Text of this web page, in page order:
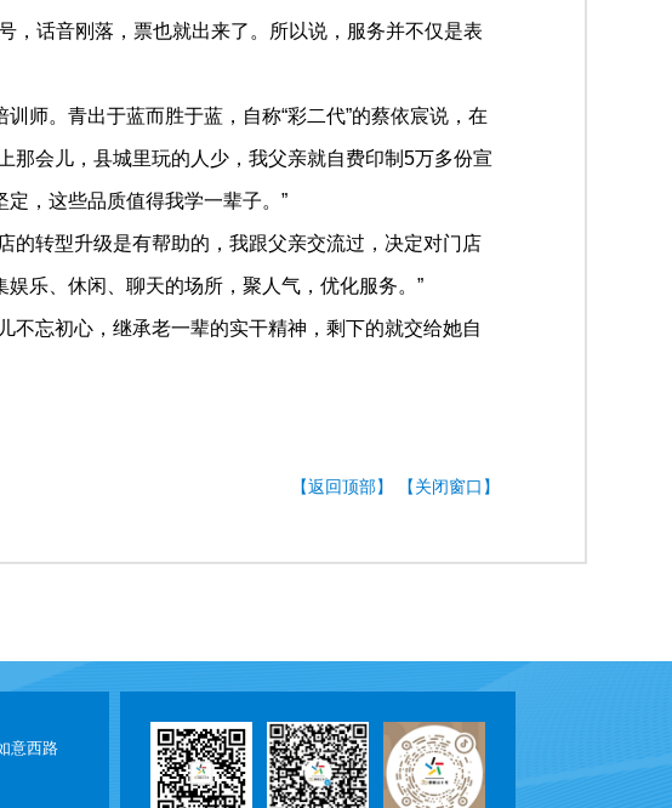
，话音刚落，票也就出来了。所以说，服务并不仅是表
师。青出于蓝而胜于蓝，自称“彩二代”的蔡依宸说，在
那会儿，县城里玩的人少，我父亲就自费印制5万多份宣
，这些品质值得我学一辈子。”
的转型升级是有帮助的，我跟父亲交流过，决定对门店
乐、休闲、聊天的场所，聚人气，优化服务。”
不忘初心，继承老一辈的实干精神，剩下的就交给她自
【返回顶部】 【关闭窗口】
意西路